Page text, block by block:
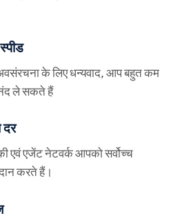
के लिए धन्यवाद, आप बहुत कम
ले सकते हैं
एवं एजेंट नेटवर्क आपको सर्वोच्च
करते हैं।